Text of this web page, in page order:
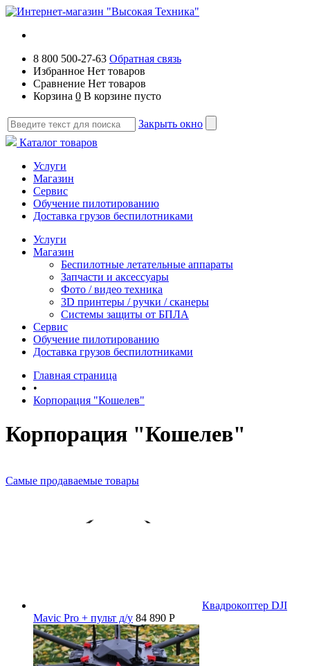
8 800 500-27-63 Обратная связь
Избранное Нет товаров
Сравнение Нет товаров
Корзина 0 В корзине пусто
Закрыть окно
Каталог товаров
Услуги
Магазин
Сервис
Обучение пилотированию
Доставка грузов беспилотниками
Услуги
Магазин
Беспилотные летательные аппараты
Запчасти и аксессуары
Фото / видео техника
3D принтеры / ручки / сканеры
Системы защиты от БПЛА
Сервис
Обучение пилотированию
Доставка грузов беспилотниками
Главная страница
•
Корпорация "Кошелев"
Корпорация "Кошелев"
Самые продаваемые товары
Квадрокоптер DJI
Mavic Pro + пульт д/у 84 890 P